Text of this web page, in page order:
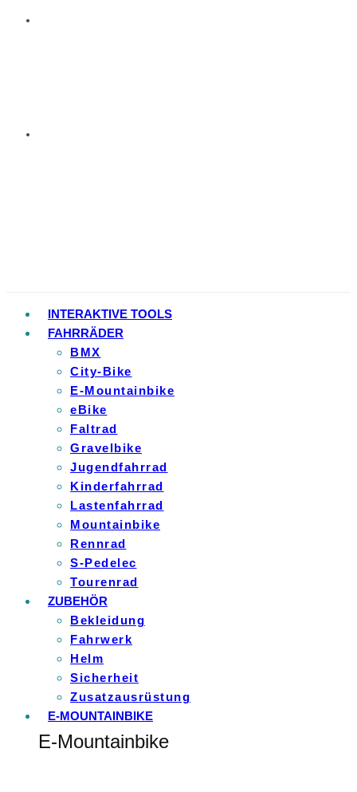
INTERAKTIVE TOOLS
FAHRRÄDER
BMX
City-Bike
E-Mountainbike
eBike
Faltrad
Gravelbike
Jugendfahrrad
Kinderfahrrad
Lastenfahrrad
Mountainbike
Rennrad
S-Pedelec
Tourenrad
ZUBEHÖR
Bekleidung
Fahrwerk
Helm
Sicherheit
Zusatzausrüstung
E-MOUNTAINBIKE
E-Mountainbike